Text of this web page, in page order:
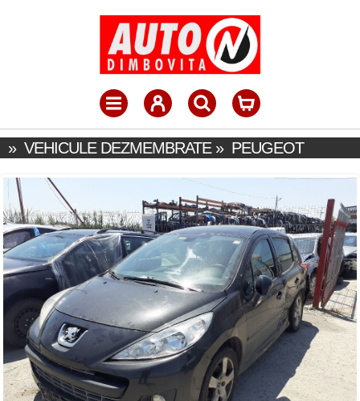
» VEHICULE DEZMEMBRATE» PEUGEOT